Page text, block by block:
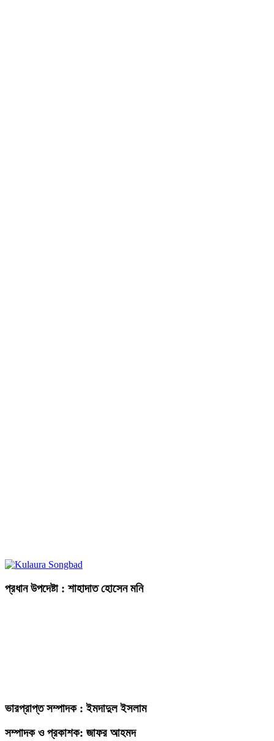
প্রধান উপদেষ্টা : শাহাদাত হোসেন মনি
ভারপ্রাপ্ত সম্পাদক : ইমদাদুল ইসলাম
সম্পাদক ও প্রকাশক: জাফর আহমদ